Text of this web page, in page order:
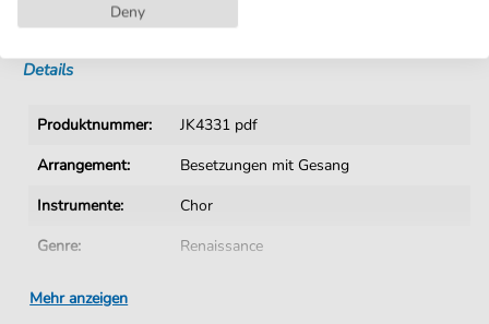
Sofortiger Download nach Kauf
Details
Produktnummer:
JK4331 pdf
Arrangement:
Besetzungen mit Gesang
Instrumente:
Chor
Genre:
Renaissance
Ära:
Mehr anzeigen
Deny